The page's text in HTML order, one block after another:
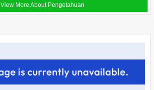
View More About Pengetahuan